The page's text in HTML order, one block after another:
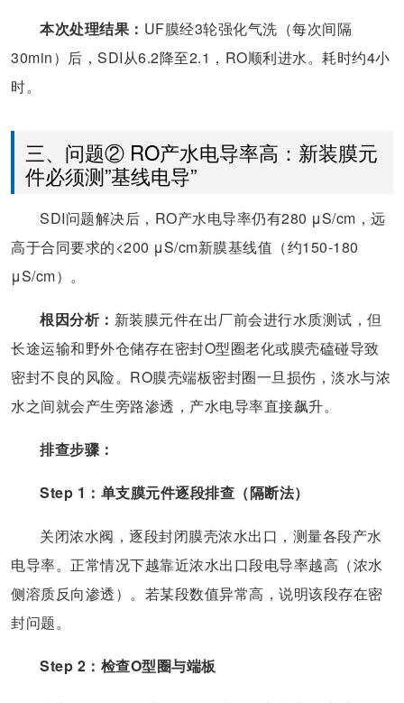
本次处理结果： UF膜经3轮强化气洗（每次间隔
30min）后，SDI从6.2降至2.1，RO顺利进水。耗时约4小
时。
三、问题② RO产水电导率高：新装膜元
件必须测”基线电导”
SDI问题解决后，RO产水电导率仍有280 μS/cm，远
高于合同要求的<200 μS/cm新膜基线值（约150-180
μS/cm）。
根因分析： 新装膜元件在出厂前会进行水质测试，但
长途运输和野外仓储存在密封O型圈老化或膜壳磕碰导致
密封不良的风险。RO膜壳端板密封圈一旦损伤，淡水与浓
水之间就会产生旁路渗透，产水电导率直接飙升。
排查步骤：
Step 1：单支膜元件逐段排查（隔断法）
关闭浓水阀，逐段封闭膜壳浓水出口，测量各段产水
电导率。正常情况下越靠近浓水出口段电导率越高（浓水
侧溶质反向渗透）。若某段数值异常高，说明该段存在密
封问题。
Step 2：检查O型圈与端板